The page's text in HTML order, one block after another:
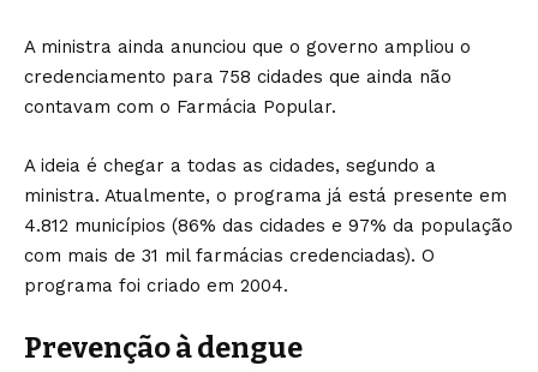
A ministra ainda anunciou que o governo ampliou o
credenciamento para 758 cidades que ainda não
contavam com o Farmácia Popular.
A ideia é chegar a todas as cidades, segundo a
ministra. Atualmente, o programa já está presente em
4.812 municípios (86% das cidades e 97% da população
com mais de 31 mil farmácias credenciadas). O
programa foi criado em 2004.
Prevenção à dengue